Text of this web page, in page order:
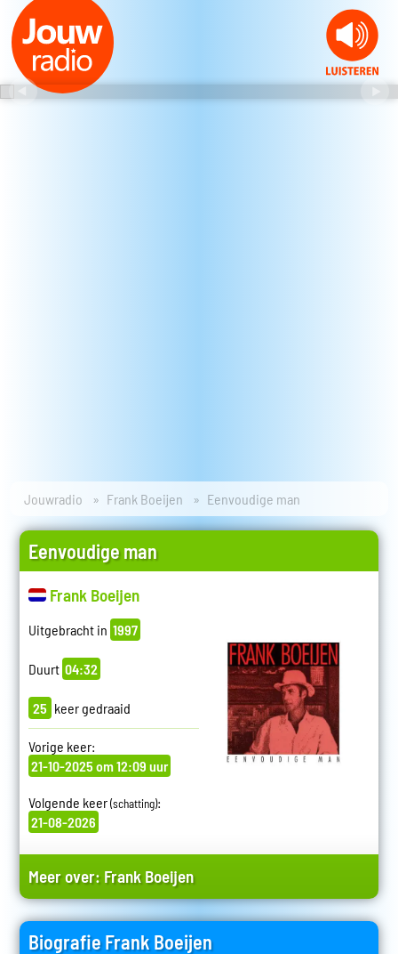
Jouwradio Frank Boeijen Eenvoudige man
Eenvoudige man
Frank Boeijen
Uitgebracht in 1997
Duurt 04:32
25 keer gedraaid
Vorige keer:
21-10-2025 om 12:09 uur
Volgende keer(schatting):
21-08-2026
Meer over: Frank Boeijen
Biografie Frank Boeijen